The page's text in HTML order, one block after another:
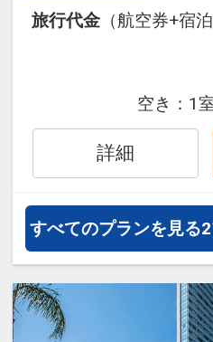
にも最適！
旅行期間中の1
泊・飛び泊など
フライトは、
JALグループ）
ル50%貯まりま
オプションでレ
通・体験プラン
約）が可能なプ
雄大な海を眺め
めるレストラン
日向灘で水揚げ
をはじめ、和風
旅行代金 （航空券+宿
空き： 1
詳細
すべてのプランを見る